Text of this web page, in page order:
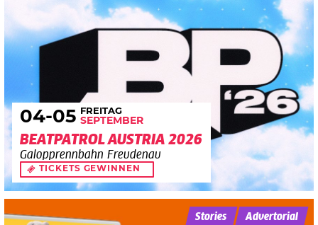
04-05 FREITAG
SEPTEMBER
BEATPATROL AUSTRIA 2026
Galopprennbahn Freudenau
TICKETS GEWINNEN
Stories Advertorial